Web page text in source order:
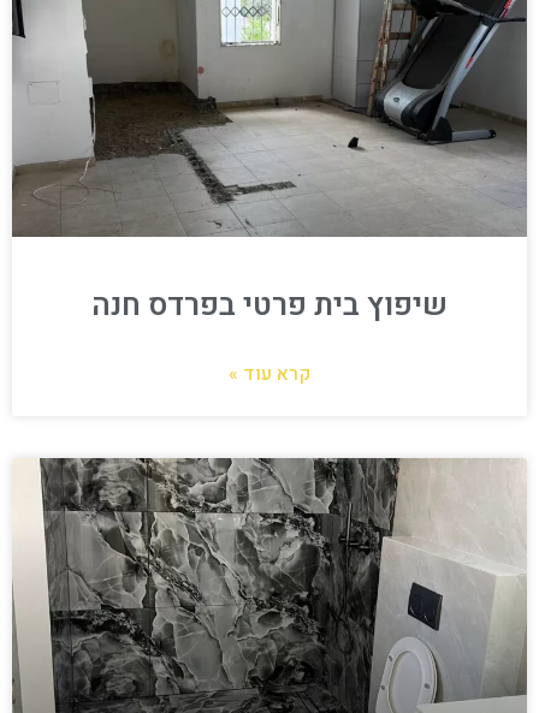
שיפוץ בית פרטי בפרדס חנה
קרא עוד »